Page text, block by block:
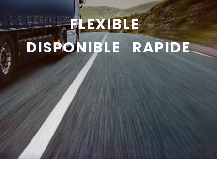
FLEXIBLE
DISPONIBLE RAPIDE